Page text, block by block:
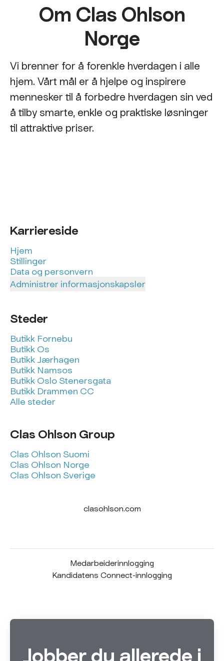
Om Clas Ohlson
Norge
Vi brenner for å forenkle hverdagen i alle
hjem. Vårt mål er å hjelpe og inspirere
mennesker til å forbedre hverdagen sin ved
å tilby smarte, enkle og praktiske løsninger
til attraktive priser.
Karriereside
Hjem
Stillinger
Data og personvern
Administrer informasjonskapsler
Steder
Butikk Fornebu
Butikk Os
Butikk Jærhagen
Butikk Namsos
Butikk Oslo Stenersgata
Butikk Drammen CC
Alle steder
Clas Ohlson Group
Clas Ohlson Suomi
Clas Ohlson Norge
Clas Ohlson Sverige
clasohlson.com
Medarbeiderinnlogging
Kandidatens Connect-innlogging
Jobber du allerede i